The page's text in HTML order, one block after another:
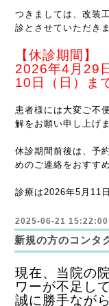
つきましては、改装
診とさせていただきま
【休診期間】
2026年4月29
10日（日）ま
患者様には大変ご不
解をお願い申し上げま
休診期間前後は、予
めのご連絡をおすす
診療は2026年5月11
2025-06-21 15:22:00
新規の方のコンタ
現在、当院の
ワーが不足し
誠に勝手ながら